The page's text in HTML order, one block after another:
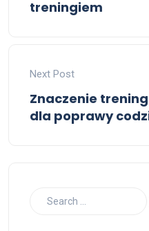
treningiem
Next Post
Znaczenie
dla poprawy